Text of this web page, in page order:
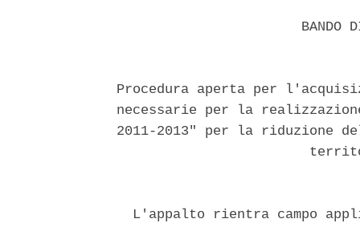
BANDO
Procedura aperta per
necessarie per la
2011-2013" per la riduzione
L'appalto rientra campo